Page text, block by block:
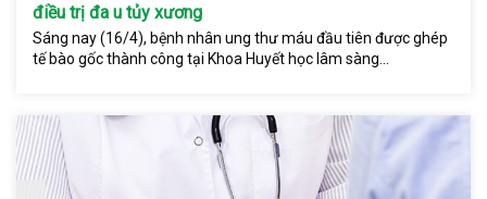
điều trị đa u tủy xương
Sáng nay (16/4), bệnh nhân ung thư máu đầu tiên được ghép
tế bào gốc thành công tại Khoa Huyết học lâm sàng...